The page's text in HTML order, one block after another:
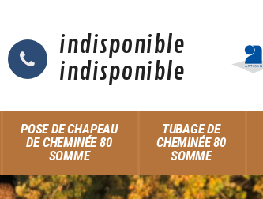
indisponible
indisponible
POSE DE CHAPEAU
DE CHEMINÉE 80
SOMME
TUBAGE DE
CHEMINÉE 80
SOMME